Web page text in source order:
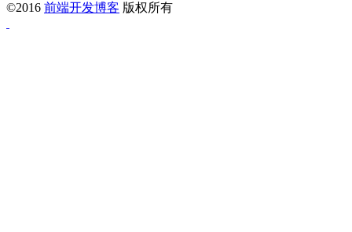
©2016 前端开发博客 版权所有